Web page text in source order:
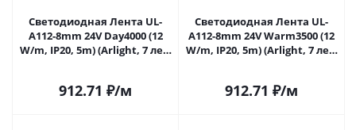
Светодиодная Лента UL-
A112-8mm 24V Day4000 (12
W/m, IP20, 5m) (Arlight, 7 лет)
912.71 ₽/м
Светодиодная Лента UL-
A112-8mm 24V Warm3500 (12
W/m, IP20, 5m) (Arlight, 7 лет)
912.71 ₽/м